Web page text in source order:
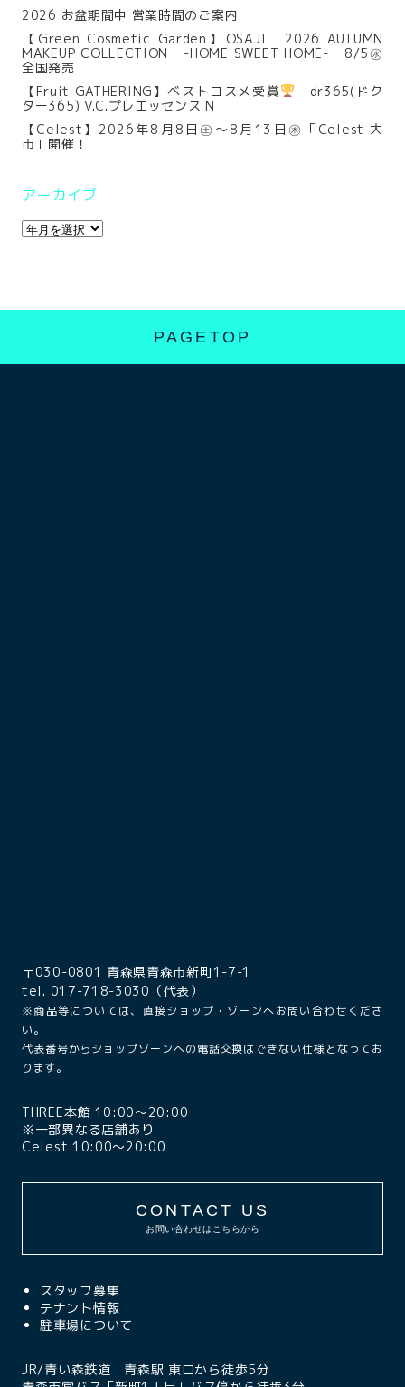
2026 お盆期間中 営業時間のご案内
【Green Cosmetic Garden】OSAJI 2026 AUTUMN
MAKEUP COLLECTION -HOME SWEET HOME- 8/5㊌
全国発売
【Fruit GATHERING】ベストコスメ受賞
dr365(ドク
ター365) V.C.プレエッセンス N
【Celest】2026年8月8日㊏～8月13日㊍「Celest 大
市」開催！
アーカイブ
PAGETOP
〒030-0801 青森県青森市新町1-7-1
tel. 017-718-3030（代表）
※商品等については、直接ショップ・ゾーンへお問い合わせくださ
い。
代表番号からショップゾーンへの電話交換はできない仕様となってお
ります。
THREE本館 10:00〜20:00
※一部異なる店舗あり
Celest 10:00〜20:00
CONTACT US
お問い合わせはこちらから
スタッフ募集
テナント情報
駐車場について
JR/青い森鉄道 青森駅 東口から徒歩5分